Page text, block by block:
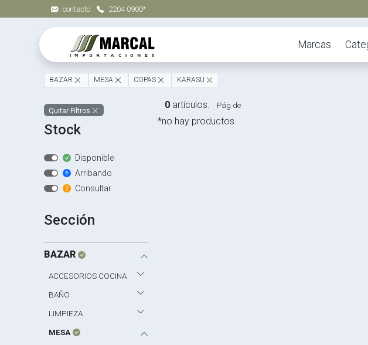
contacto 2204 0900*
Marcas
BAZAR MESA COPAS KARASU
Quitar Filtros
Stock
Disponible
Arribando
Consultar
Sección
BAZAR
ACCESORIOS COCINA
BAÑO
LIMPIEZA
MESA
*no hay productos
0artículos. Pág de